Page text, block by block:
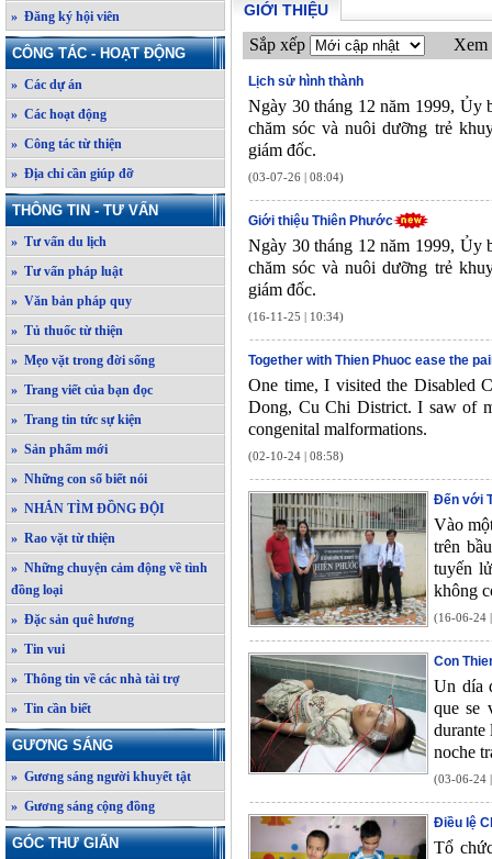
» Đăng ký hội viên
CÔNG TÁC - HOẠT ĐỘNG
» Các dự án
» Các hoạt động
» Công tác từ thiện
» Địa chỉ cần giúp đỡ
THÔNG TIN - TƯ VẤN
» Tư vấn du lịch
» Tư vấn pháp luật
» Văn bản pháp quy
» Tủ thuốc từ thiện
» Mẹo vặt trong đời sống
» Trang viết của bạn đọc
» Trang tin tức sự kiện
» Sản phẩm mới
» Những con số biết nói
» NHẮN TÌM ĐỒNG ĐỘI
» Rao vặt từ thiện
» Những chuyện cảm động về tình
đồng loại
» Đặc sản quê hương
» Tin vui
» Thông tin về các nhà tài trợ
» Tin cần biết
GƯƠNG SÁNG
» Gương sáng người khuyết tật
» Gương sáng cộng đồng
GÓC THƯ GIÃN
GIỚI THIỆU
Sắp xếp Xem
Lịch sử hình thành
Ngày 30 tháng 12 năm 1999, Ủy
chăm sóc và nuôi dưỡng trẻ
giám đốc.
(03-07-26 | 08:04)
Giới thiệu Thiên Phước
Ngày 30 tháng 12 năm 1999, Ủy
chăm sóc và nuôi dưỡng trẻ
giám đốc.
(16-11-25 | 10:34)
Together with Thien Phuoc ease the
One time, I visited the Disabled
Dong, Cu Chi District. I saw of
congenital malformations.
(02-10-24 | 08:58)
Đến với
Vào
trên
tuyến
không
(16-06-24
Con
Un día
que se
durante
noche
(03-06-24
Điều lệ
Tổ